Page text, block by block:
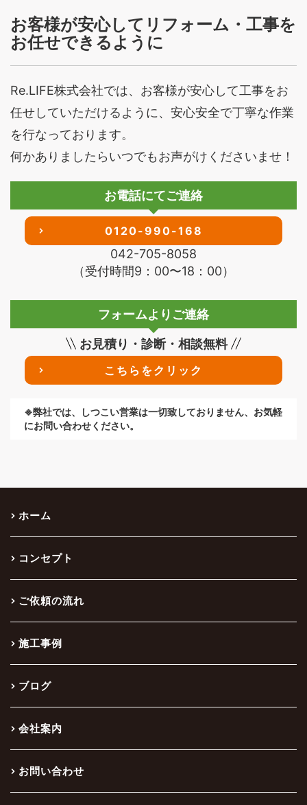
お客様が安心してリフォーム・工事を
お任せできるように
Re.LIFE株式会社では、お客様が安心して工事をお
任せしていただけるように、安心安全で丁寧な作業
を行なっております。
何かありましたらいつでもお声がけくださいませ！
お電話にてご連絡
0120-990-168
042-705-8058
（受付時間9：00〜18：00）
フォームよりご連絡
お見積り・診断・相談無料
こちらをクリック
※弊社では、しつこい営業は一切致しておりません、お気軽
にお問い合わせください。
ホーム
コンセプト
ご依頼の流れ
施工事例
ブログ
会社案内
お問い合わせ